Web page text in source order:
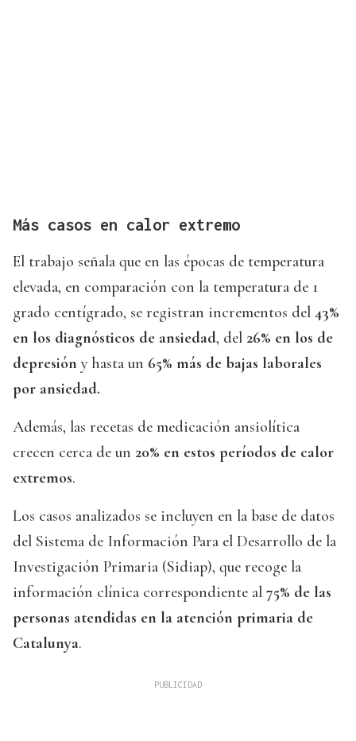
Más casos en calor extremo
El trabajo señala que en las épocas de temperatura
elevada, en comparación con la temperatura de 1
grado centígrado, se registran incrementos del 43%
en los diagnósticos de ansiedad, del 26% en los de
depresión y hasta un 65% más de bajas laborales
por ansiedad.
Además, las recetas de medicación ansiolítica
crecen cerca de un 20% en estos períodos de calor
extremos.
Los casos analizados se incluyen en la base de datos
del Sistema de Información Para el Desarrollo de la
Investigación Primaria (Sidiap), que recoge la
información clínica correspondiente al 75% de las
personas atendidas en la atención primaria de
Catalunya.